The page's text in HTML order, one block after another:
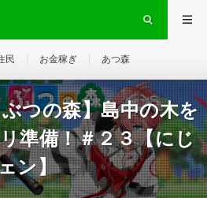
民 お金稼ぎ あつ森
つの森】島中の木を
準備！＃２３【にじ
ン】